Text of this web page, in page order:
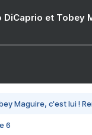
DiCaprio et Tobey
Maguire, c'est lui !
6